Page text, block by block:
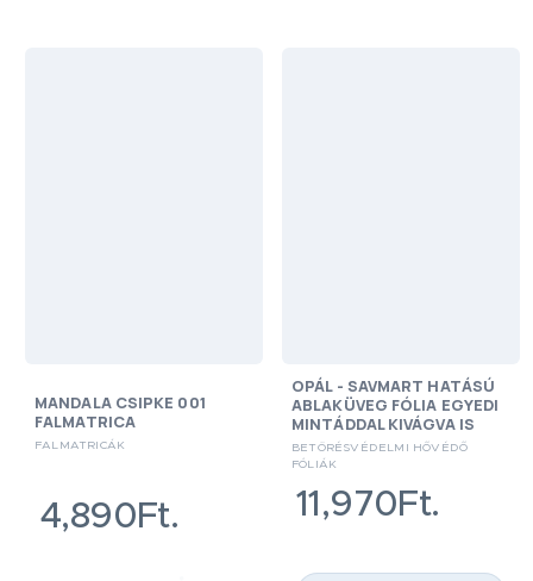
MANDALA CSIPKE 001
FALMATRICA
FALMATRICÁK
4,890Ft.
OPÁL - SAVMART HATÁSÚ
ABLAKÜVEG FÓLIA EGYEDI
MINTÁDDAL KIVÁGVA IS
BETÖRÉSVÉDELMI HŐVÉDŐ
FÓLIÁK
11,970Ft.